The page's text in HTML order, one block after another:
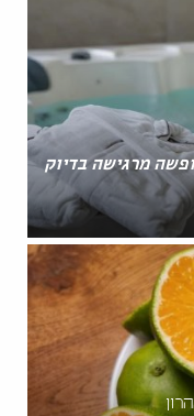
מרגישה בדיוק